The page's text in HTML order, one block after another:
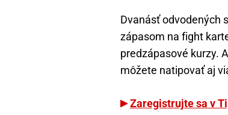
Dvanásť odvodených
zápasom na fight
predzápasové kurzy.
môžete natipovať aj
Zaregistrujte sa v